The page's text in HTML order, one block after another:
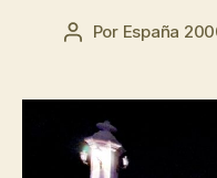
Por España